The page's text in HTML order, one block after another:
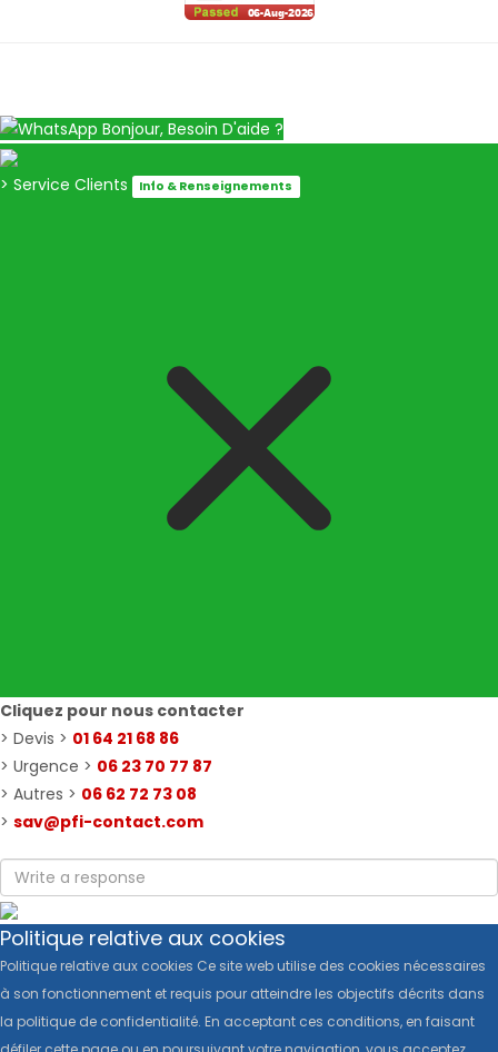
Bonjour, Besoin D'aide ?
> Service Clients Info & Renseignements
Cliquez pour nous contacter
> Devis > 01 64 21 68 86
> Urgence > 06 23 70 77 87
> Autres > 06 62 72 73 08
> sav@pfi-contact.com
Politique relative aux cookies
Politique relative aux cookies Ce site web utilise des cookies nécessaires
à son fonctionnement et requis pour atteindre les objectifs décrits dans
la politique de confidentialité. En acceptant ces conditions, en faisant